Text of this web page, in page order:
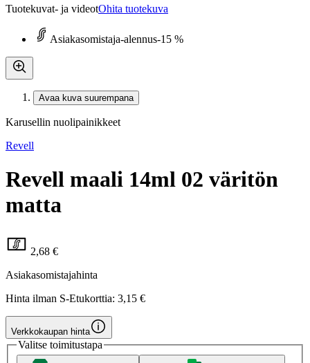
Tuotekuvat- ja videotOhita tuotekuva
Asiakasomistaja-alennus-15 %
Avaa kuva suurempana
Karusellin nuolipainikkeet
Revell
Revell maali 14ml 02 väritön
matta
2,68 €
Asiakasomistajahinta
Hinta ilman S-Etukorttia: 3,15 €
Verkkokaupan hinta
Valitse toimitustapa